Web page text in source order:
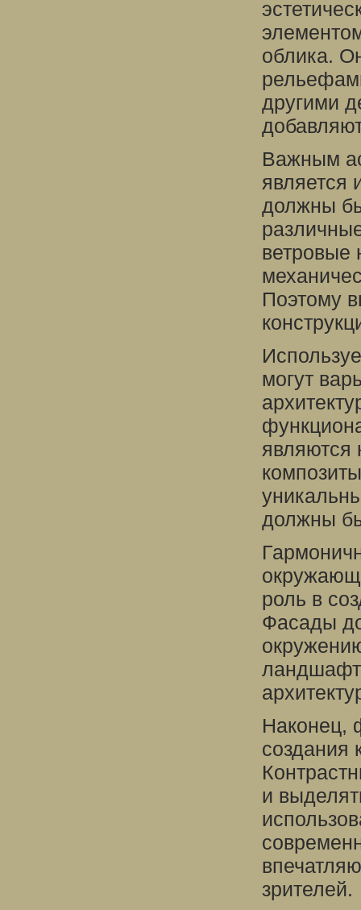
облика.
другими
Важным
является
должны
ветровые
Поэтому
могут
являются
должны
роль в
Фасады
Наконец,
создания
и
зрителей.